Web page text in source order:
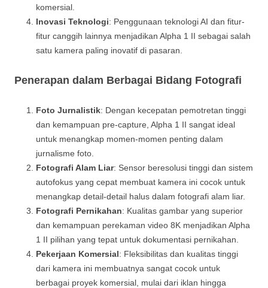
komersial.
Inovasi Teknologi: Penggunaan teknologi AI dan fitur-
fitur canggih lainnya menjadikan Alpha 1 II sebagai salah
satu kamera paling inovatif di pasaran.
Penerapan dalam Berbagai Bidang Fotografi
Foto Jurnalistik: Dengan kecepatan pemotretan tinggi
dan kemampuan pre-capture, Alpha 1 II sangat ideal
untuk menangkap momen-momen penting dalam
jurnalisme foto.
Fotografi Alam Liar: Sensor beresolusi tinggi dan sistem
autofokus yang cepat membuat kamera ini cocok untuk
menangkap detail-detail halus dalam fotografi alam liar.
Fotografi Pernikahan: Kualitas gambar yang superior
dan kemampuan perekaman video 8K menjadikan Alpha
1 II pilihan yang tepat untuk dokumentasi pernikahan.
Pekerjaan Komersial: Fleksibilitas dan kualitas tinggi
dari kamera ini membuatnya sangat cocok untuk
berbagai proyek komersial, mulai dari iklan hingga